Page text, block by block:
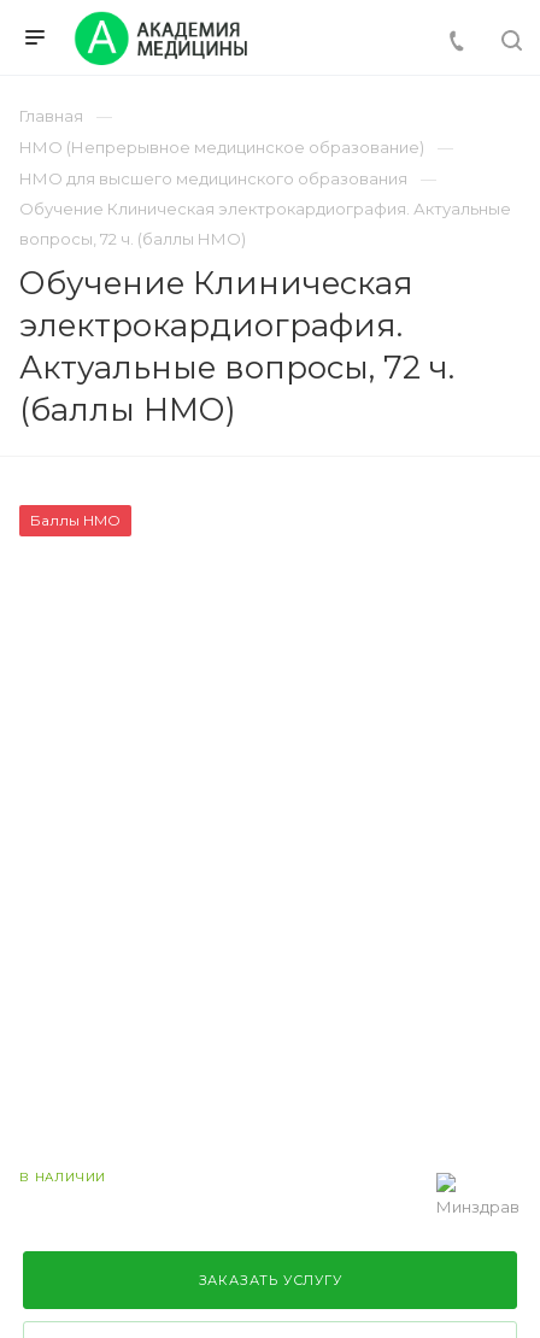
Главная
НМО (Непрерывное медицинское образование)
НМО для высшего медицинского образования
Обучение Клиническая электрокардиография. Актуальные
вопросы, 72 ч. (баллы НМО)
Обучение Клиническая
электрокардиография.
Актуальные вопросы, 72 ч.
(баллы НМО)
В НАЛИЧИИ
ЗАКАЗАТЬ УСЛУГУ
Баллы НМО